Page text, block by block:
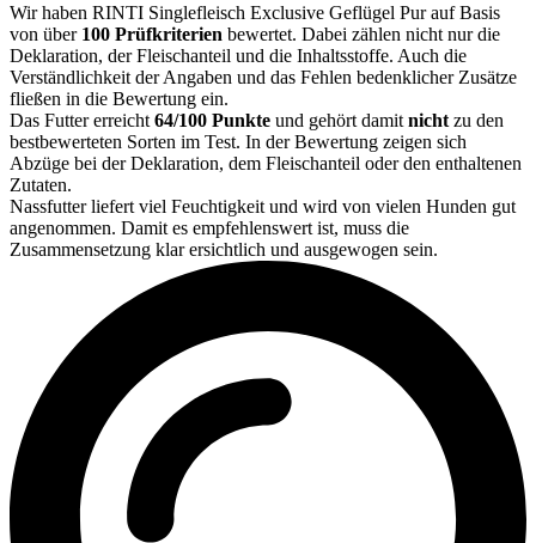
Wir haben RINTI Singlefleisch Exclusive Geflügel Pur auf Basis
von über 100 Prüfkriterien bewertet. Dabei zählen nicht nur die
Deklaration, der Fleischanteil und die Inhaltsstoffe. Auch die
Verständlichkeit der Angaben und das Fehlen bedenklicher Zusätze
fließen in die Bewertung ein.
Das Futter erreicht 64/100 Punkte und gehört damit nicht zu den
bestbewerteten Sorten im Test. In der Bewertung zeigen sich
Abzüge bei der Deklaration, dem Fleischanteil oder den enthaltenen
Zutaten.
Nassfutter liefert viel Feuchtigkeit und wird von vielen Hunden gut
angenommen. Damit es empfehlenswert ist, muss die
Zusammensetzung klar ersichtlich und ausgewogen sein.